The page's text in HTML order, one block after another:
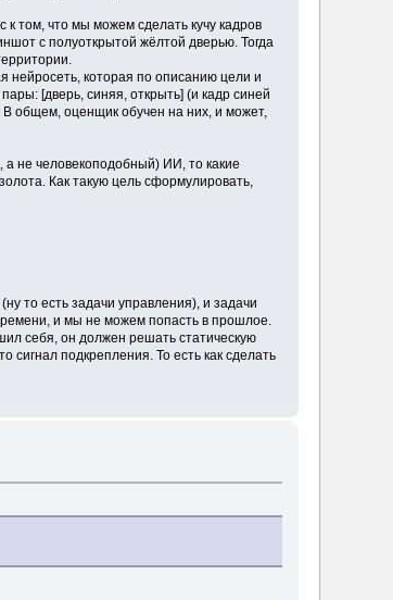
том, что мы можем сделать кучу кадров
с полуоткрытой жёлтой дверью. Тогда
нейросеть, которая по описанию цели и
[дверь, синяя, открыть] (и кадр синей
В общем, оценщик обучен на них, и может,
не человекоподобный) ИИ, то какие
Как такую цель сформулировать,
то есть задачи управления), и задачи
и мы не можем попасть в прошлое.
себя, он должен решать статическую
подкрепления. То есть как сделать